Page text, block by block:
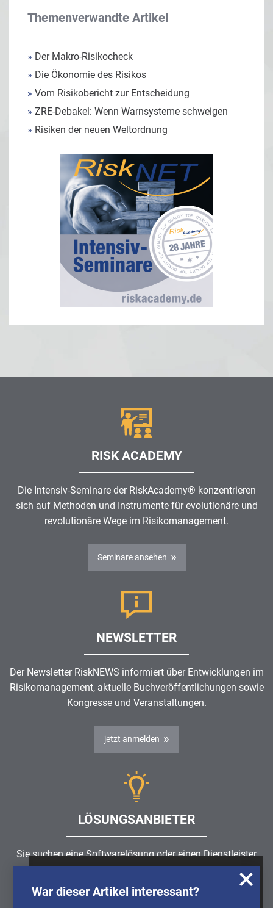
Informationen über die Nutzung unserer
Themenverwandte Artikel
» Der Makro-Risikocheck
» Die Ökonomie des Risikos
» Vom Risikobericht zur Entscheidung
» ZRE-Debakel: Wenn Warnsysteme schweigen
» Risiken der neuen Weltordnung
RISK ACADEMY
Die Intensiv-Seminare der RiskAcademy® konzentrieren
sich auf Methoden und Instrumente für evolutionäre und
revolutionäre Wege im Risikomanagement.
Seminare ansehen
NEWSLETTER
Der Newsletter RiskNEWS informiert über Entwicklungen im
Risikomanagement, aktuelle Buchveröffentlichungen sowie
Kongresse und Veranstaltungen.
jetzt anmelden
LÖSUNGSANBIETER
Sie suchen eine Softwarelösung oder einen Dienstleister
rund um die ThemenRisikomanagement,GRC, IKS oder
ISMS?
War dieser Artikel interessant?